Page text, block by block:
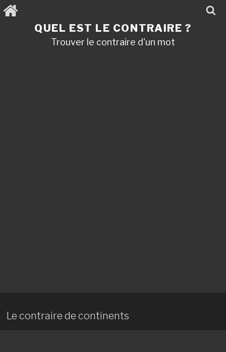
Aller
au
QUEL EST LE CONTRAIRE ?
Trouver le contraire d'un mot
Le contraire de continents